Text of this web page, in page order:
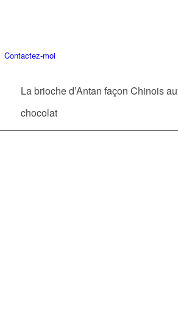
Contactez-moi
La brioche d’Antan façon Chinois
chocolat